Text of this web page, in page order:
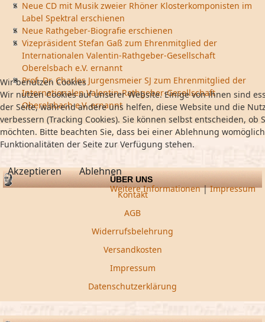
Neue CD mit Musik zweier Rhöner Klosterkomponisten im
Label Spektral erschienen
Neue Rathgeber-Biografie erschienen
Vizepräsident Stefan Gaß zum Ehrenmitglied der
Internationalen Valentin-Rathgeber-Gesellschaft
Oberelsbach e.V. ernannt
Prof. Dr. Charles Jurgensmeier SJ zum Ehrenmitglied der
Internationalen Valentin-Rathgeber-Gesellschaft
Oberelsbach e.V. ernannt
ÜBER UNS
Kontakt
AGB
Widerrufsbelehrung
Versandkosten
Impressum
Datenschutzerklärung
Wir benutzen Cookies
Wir nutzen Cookies auf unserer Website. Einige von ihnen sind
der Seite, während andere uns helfen, diese Website und die
verbessern (Tracking Cookies). Sie können selbst entscheiden, ob
möchten. Bitte beachten Sie, dass bei einer Ablehnung
Funktionalitäten der Seite zur Verfügung stehen.
Akzeptieren Ablehnen
Weitere Informationen|Impressum